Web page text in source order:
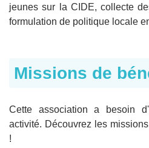
jeunes sur la CIDE, collecte
formulation de politique locale
Missions de
Cette association a besoin
activité. Découvrez les
!